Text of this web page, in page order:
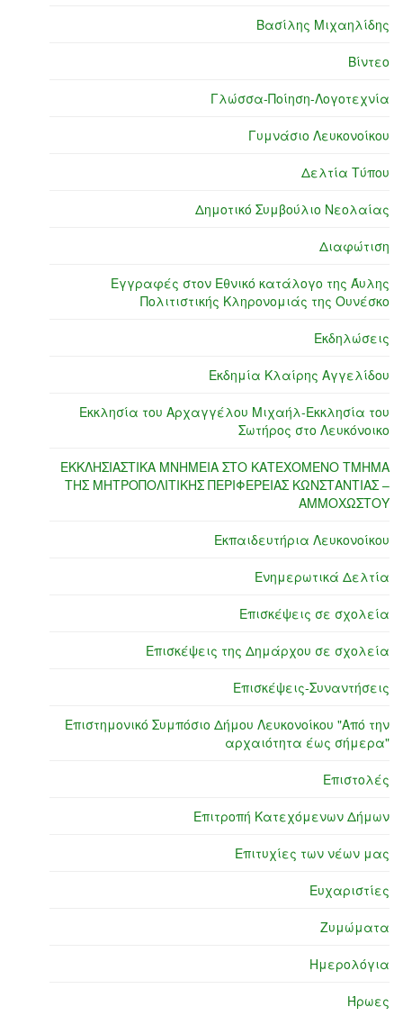
Βασίλης Μιχαηλίδης
Βίντεο
Γλώσσα-Ποίηση-Λογοτεχνία
Γυμνάσιο Λευκονοίκου
Δελτία Τύπου
Δημοτικό Συμβούλιο Νεολαίας
Διαφώτιση
Εγγραφές στον Εθνικό κατάλογο της Άυλης
Πολιτιστικής Κληρονομιάς της Ουνέσκο
Εκδηλώσεις
Εκδημία Κλαίρης Αγγελίδου
Εκκλησία του Αρχαγγέλου Μιχαήλ-Εκκλησία του
Σωτήρος στο Λευκόνοικο
ΕΚΚΛΗΣΙΑΣΤΙΚΑ ΜΝΗΜΕΙΑ ΣΤΟ ΚΑΤΕΧΟΜΕΝΟ ΤΜΗΜΑ
ΤΗΣ ΜΗΤΡΟΠΟΛΙΤΙΚΗΣ ΠΕΡΙΦΕΡΕΙΑΣ ΚΩΝΣΤΑΝΤΙΑΣ –
ΑΜΜΟΧΩΣΤΟΥ
Εκπαιδευτήρια Λευκονοίκου
Ενημερωτικά Δελτία
Επισκέψεις σε σχολεία
Επισκέψεις της Δημάρχου σε σχολεία
Επισκέψεις-Συναντήσεις
Επιστημονικό Συμπόσιο Δήμου Λευκονοίκου "Από την
αρχαιότητα έως σήμερα"
Επιστολές
Επιτροπή Κατεχόμενων Δήμων
Επιτυχίες των νέων μας
Ευχαριστίες
Ζυμώματα
Ημερολόγια
Ήρωες